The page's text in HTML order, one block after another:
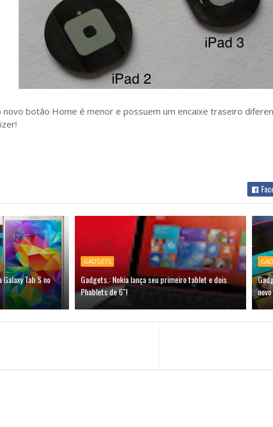
botão Home é menor e possuem um encaixe traseiro
Tab S no
GADGETS
Gadgets.: Nokia lança seu primeiro tablet e dois
Phablets de 6"!